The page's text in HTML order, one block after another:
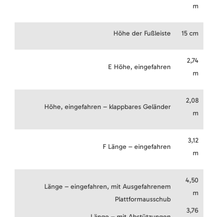
m
Höhe der Fußleiste 15 cm
E Höhe, eingefahren
2,74
m
Höhe, eingefahren – klappbares Geländer
2,08
m
F Länge – eingefahren
3,12
m
Länge – eingefahren, mit Ausgefahrenem
Plattformausschub
4,50
m
3,76